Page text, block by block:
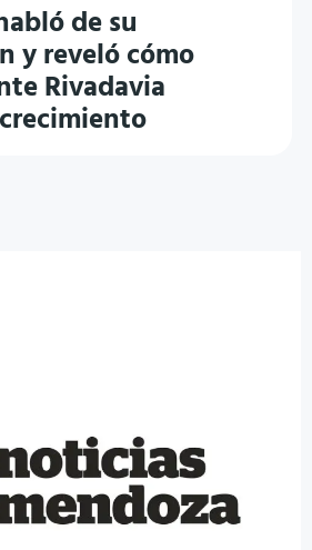
de su
y reveló cómo
Rivadavia